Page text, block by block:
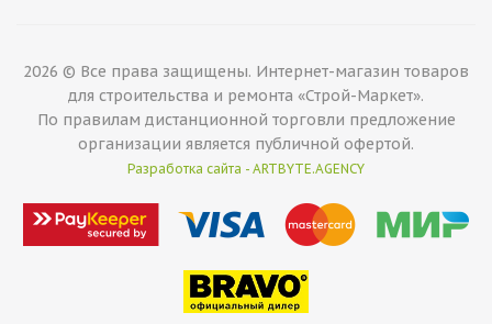
2026 © Все права защищены. Интернет-магазин товаров
для строительства и ремонта «Строй-Маркет».
По правилам дистанционной торговли предложение
организации является публичной офертой.
Разработка сайта - ARTBYTE.AGENCY